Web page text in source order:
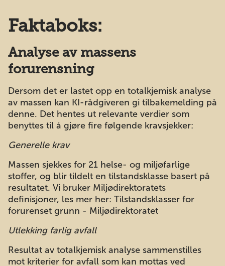
Faktaboks:
Analyse av massens
forurensning
Dersom det er lastet opp en totalkjemisk analyse
av massen kan KI-rådgiveren gi tilbakemelding på
denne. Det hentes ut relevante verdier som
benyttes til å gjøre fire følgende kravsjekker:
Generelle krav
Massen sjekkes for 21 helse- og miljøfarlige
stoffer, og blir tildelt en tilstandsklasse basert på
resultatet. Vi bruker Miljødirektoratets
definisjoner, les mer her: Tilstandsklasser for
forurenset grunn - Miljødirektoratet
Utlekking farlig avfall
Resultat av totalkjemisk analyse sammenstilles
mot kriterier for avfall som kan mottas ved